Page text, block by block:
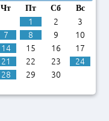
Чт Пт Сб Вс
1 2
3
7 8 9
10
14 15 16
17
21 22 23
24
28 29
30